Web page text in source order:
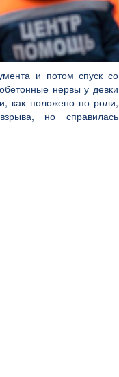
и потом спуск со
нервы у девки
как положено по роли,
но справилась